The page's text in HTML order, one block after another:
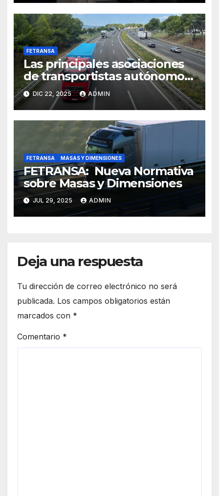
FETRANSA
Las principales asociaciones
de transportistas autónomos
critican el incomprensible
silencio del Ministerio de
Hacienda con relación a la
prórroga del régimen de
módulos que sitúa en el
limbo fiscal a más de 30.000
autónomos del sector
DIC 22, 2025 ADMIN
FETRANSA MASAS Y DIMENSIONES
FETRANSA: Nueva Normativa
sobre Masas y Dimensiones
JUL 29, 2025 ADMIN
Deja una respuesta
Tu dirección de correo electrónico no será
publicada. Los campos obligatorios están
marcados con *
Comentario *